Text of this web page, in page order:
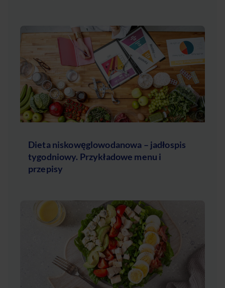
Dieta niskowęglowodanowa – jadłospis
tygodniowy. Przykładowe menu i
przepisy